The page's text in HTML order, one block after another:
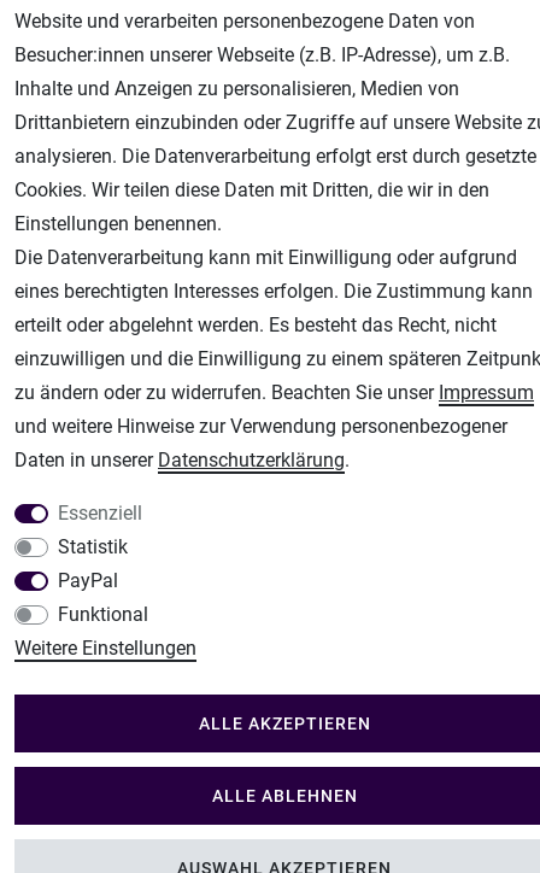
Airbrush-City
Fachhandel für: Airbrushpistolen, Kompressoren, Airbrushfarben
Modellbau-City
Modellbau Shop
Plotter-City
Schneideplotter, Transferpressen, Siebdruck und Plotterfolien
Im Shop Kaufen
Website und verarbeiten personenbezogene Daten von
Besucher:innen unserer Webseite (z.B. IP-Adresse), um z.B.
Inhalte und Anzeigen zu personalisieren, Medien von
Drittanbietern einzubinden oder Zugriffe auf unsere Website
analysieren. Die Datenverarbeitung erfolgt erst durch gesetzte
Cookies. Wir teilen diese Daten mit Dritten, die wir in den
Einstellungen benennen.
Die Datenverarbeitung kann mit Einwilligung oder aufgrund
eines berechtigten Interesses erfolgen. Die Zustimmung kann
erteilt oder abgelehnt werden. Es besteht das Recht, nicht
einzuwilligen und die Einwilligung zu einem späteren
zu ändern oder zu widerrufen. Beachten Sie unser Impressum
und weitere Hinweise zur Verwendung personenbezogener
Daten in unserer Daten­schutz­erklärung.
Essenziell
Statistik
PayPal
Funktional
Weitere Einstellungen
ALLE AKZEPTIEREN
ALLE ABLEHNEN
AUSWAHL AKZEPTIEREN